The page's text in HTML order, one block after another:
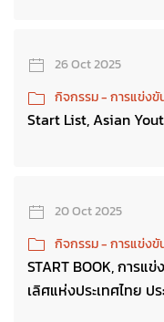
26 Oct 2025
กิจกรรม - การแข่งขั
Start List, Asian
20 Oct 2025
กิจกรรม - การแข่งขั
START BOOK, การแ
เลิศแห่งประเทศไทย ป